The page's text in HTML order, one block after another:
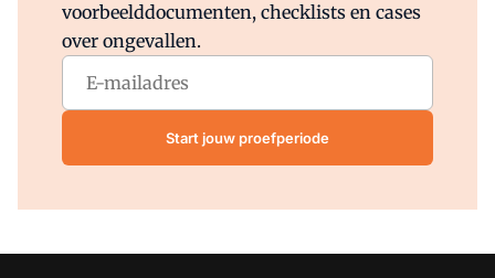
voorbeelddocumenten, checklists en cases
over ongevallen.
Start jouw proefperiode